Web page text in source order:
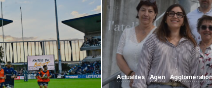
Actualités Agen